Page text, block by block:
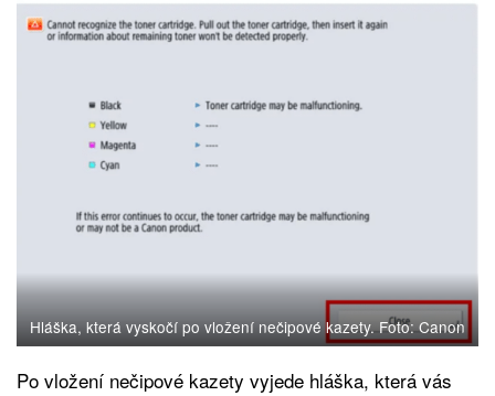
Hláška, která vyskočí po vložení nečipové kazety. Foto: Canon
Po vložení nečipové kazety vyjede hláška, která vás